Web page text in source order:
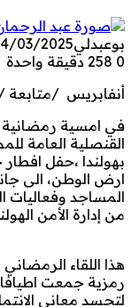
بوعبدلي03/2025
0
دقيقة واحدة
أنفابريس /
في امسية رمضانية
القنصلية العامة
بهولندا ،حفل
ارض الوطن، الى
المساجد وفعاليات
من إدارة الأمن
هذا اللقاء
رمزية جمعت اطيافا
لتجسد معاني